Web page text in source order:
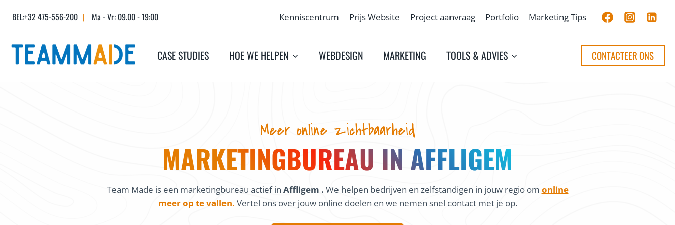
content
BEL:+32 475-556-200 | Ma - Vr: 09.00 - 19:00 Kenniscentrum Prijs Website Project aanvraag Portfolio Marketing Tips
CASE STUDIES HOE WE HELPEN WEBDESIGN MARKETING TOOLS & ADVIES CONTACTEER ONS
Meer online zichtbaarheid
MARKETINGBUREAU IN AFFLIGEM
Team Made is een marketingbureau actief in Affligem . We helpen bedrijven en zelfstandigen in jouw regio om online
meer op te vallen. Vertel ons over jouw online doelen en we nemen snel contact met je op.